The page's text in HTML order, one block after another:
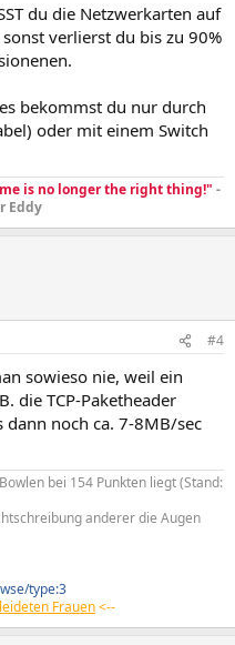
du die Netzwerkarten auf
verlierst du bis zu 90%
bekommst du nur durch
oder mit einem Switch
is no longer the right thing!" -
Eddy
#4
sowieso nie, weil ein
die TCP-Paketheader
noch ca. 7-8MB/sec
bei 154 Punkten liegt (Stand:
anderer die Augen
type:3
Frauen<--